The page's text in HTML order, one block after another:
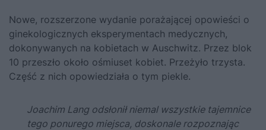
Nowe, rozszerzone wydanie porażającej opowieści o
ginekologicznych eksperymentach medycznych,
dokonywanych na kobietach w Auschwitz. Przez blok
10 przeszło około ośmiuset kobiet. Przeżyło trzysta.
Część z nich opowiedziała o tym piekle.
Joachim Lang odsłonił niemal wszystkie tajemnice
tego ponurego miejsca, doskonale rozpoznając